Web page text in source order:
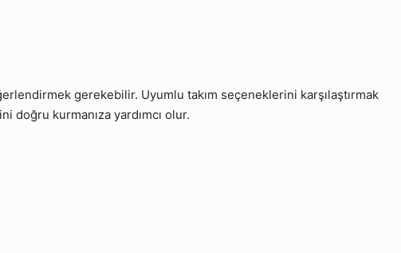
gerekebilir. Uyumlu takım seçeneklerini karşılaştırmak
doğru kurmanıza yardımcı olur.